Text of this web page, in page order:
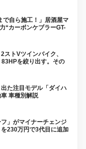
で自ら施工！」居酒屋マ
“カーボンケブラーGT-
ストVツインバイク、
を絞り出す。その
た注目モデル「ダイハ
車種別解説
」がマイナーチェンジ
230万円で3代目に追加